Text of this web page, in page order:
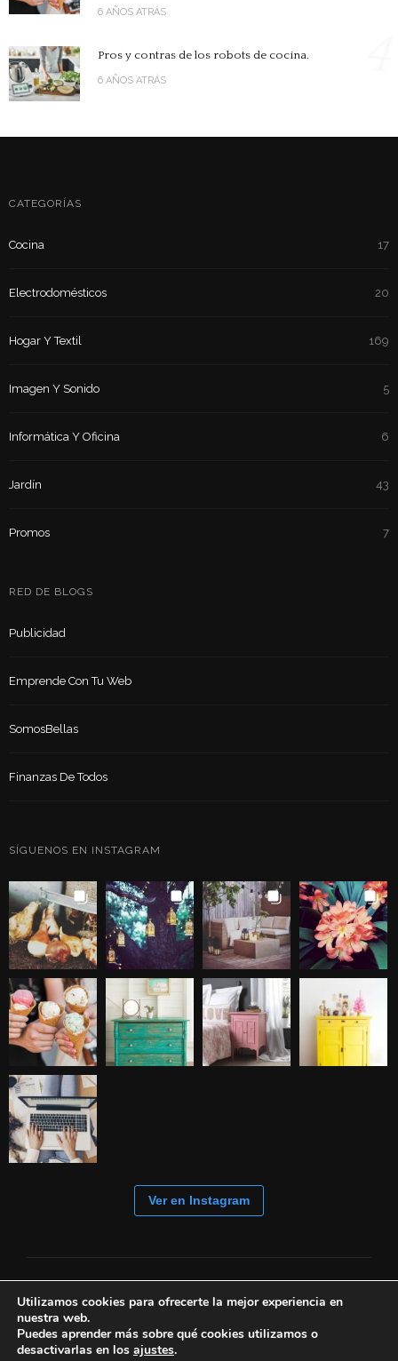
6 AÑOS ATRÁS
Pros y contras de los robots de cocina.
6 AÑOS ATRÁS
CATEGORÍAS
Cocina 17
Electrodomésticos 20
Hogar Y Textil 169
Imagen Y Sonido 5
Informática Y Oficina 6
Jardín 43
Promos 7
RED DE BLOGS
Publicidad
Emprende Con Tu Web
SomosBellas
Finanzas De Todos
SÍGUENOS EN INSTAGRAM
Ver en Instagram
Utilizamos cookies para ofrecerte la mejor experiencia en
nuestra web.
Puedes aprender más sobre qué cookies utilizamos o
desactivarlas en los ajustes.